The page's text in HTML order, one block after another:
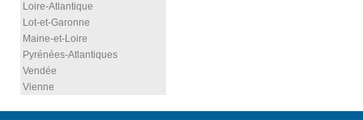
Loire-Atlantique
Lot-et-Garonne
Maine-et-Loire
Pyrénées-Atlantiques
Vendée
Vienne